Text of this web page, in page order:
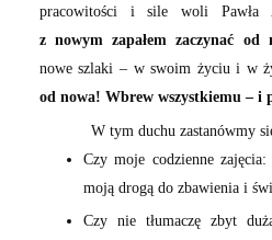
pracowitości i sile woli Pawła
z nowym zapałem zaczynać od
nowe szlaki – w swoim życiu i w
od nowa! Wbrew wszystkiemu – i
W tym duchu zastanówmy
Czy moje codzienne
moją drogą do zbawienia i
Czy nie tłumaczę zbyt